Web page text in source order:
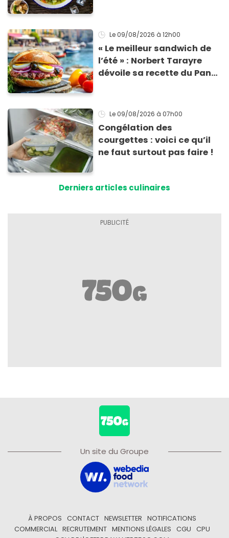
Le 09/08/2026 à 12h00
« Le meilleur sandwich de
l’été » : Norbert Tarayre
dévoile sa recette du Pan
Le 09/08/2026 à 07h00
Congélation des
courgettes : voici ce qu’il
ne faut surtout pas faire !
Derniers articles culinaires
Un site du Groupe
À PROPOS CONTACT NEWSLETTER
NOTIFICATIONS
COMMERCIAL
RECRUTEMENT MENTIONS LÉGALES CGU
CPU